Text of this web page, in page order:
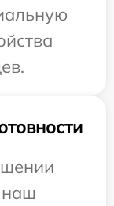
наш